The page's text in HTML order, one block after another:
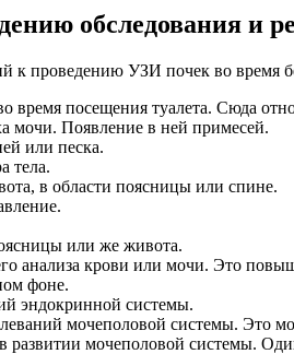
обследования и
к проведению УЗИ почек во время
посещения туалета. Сюда
мочи. Появление в ней примесей.
или песка.
тела.
в области поясницы или спине.
или же живота.
анализа крови или мочи. Это
фоне.
эндокринной системы.
мочеполовой системы. Это
развитии мочеполовой системы.